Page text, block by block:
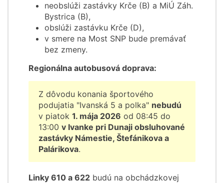
neobslúži zastávky Krče (B) a MiÚ Záh.
Bystrica (B),
obslúži zastávku Krče (D),
v smere na Most SNP bude premávať
bez zmeny.
Regionálna autobusová doprava:
Z dôvodu konania športového
podujatia "Ivanská 5 a polka" nebudú
v piatok 1. mája 2026 od 08:45 do
13:00 v Ivanke pri Dunaji obsluhované
zastávky Námestie, Štefánikova a
Palárikova.
Linky 610 a 622 budú na obchádzkovej